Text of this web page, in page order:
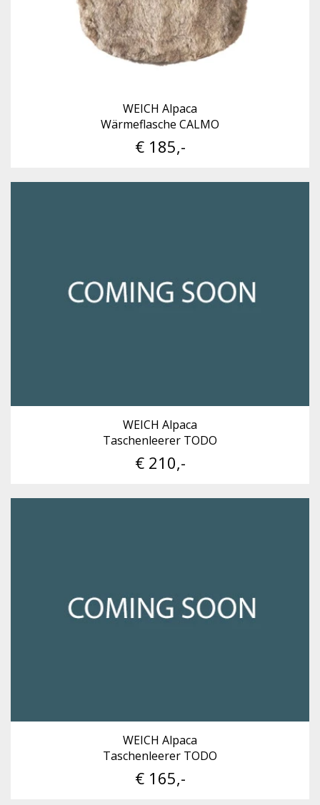
WEICH Alpaca
Wärmeflasche CALMO
€ 185,-
WEICH Alpaca
Taschenleerer TODO
€ 210,-
WEICH Alpaca
Taschenleerer TODO
€ 165,-